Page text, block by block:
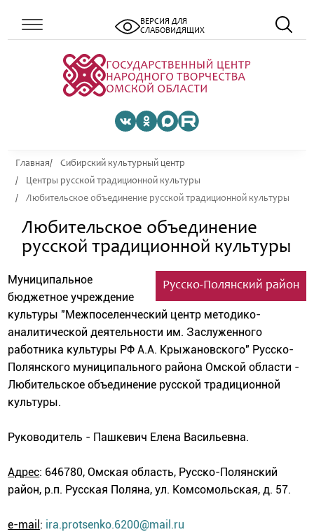
ВЕРСИЯ ДЛЯ
СЛАБОВИДЯЩИХ
Главная
Сибирский культурный центр
Центры русской традиционной культуры
Любительское объединение русской традиционной культуры
Любительское объединение
русской традиционной культуры
Русско-Полянский район
Муниципальное
бюджетное учреждение
культуры "Межпоселенческий центр методико-
аналитической деятельности им. Заслуженного
работника культуры РФ А.А. Крыжановского" Русско-
Полянского муниципального района Омской области -
Любительское объединение русской традиционной
культуры.
Руководитель - Пашкевич Елена Васильевна.
Адрес: 646780, Омская область, Русско-Полянский
район, р.п. Русская Поляна, ул. Комсомольская, д. 57.
e-mail : ira.protsenko.6200@mail.ru